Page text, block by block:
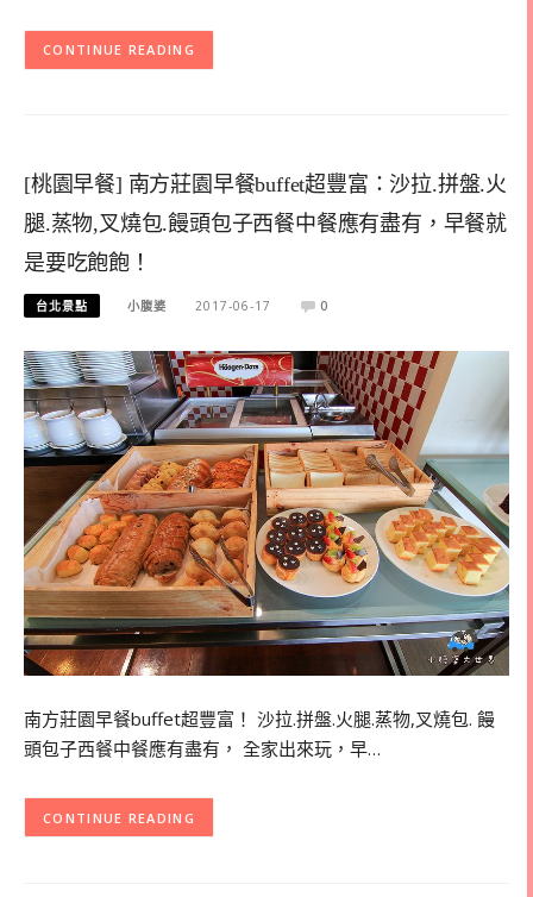
CONTINUE READING
[桃園早餐] 南方莊園早餐buffet超豐富：沙拉.拼盤.火
腿.蒸物,叉燒包.饅頭包子西餐中餐應有盡有，早餐就
是要吃飽飽！
台北景點 小腹婆 2017-06-17 0
南方莊園早餐buffet超豐富！ 沙拉.拼盤.火腿.蒸物,叉燒包. 饅
頭包子西餐中餐應有盡有， 全家出來玩，早…
CONTINUE READING